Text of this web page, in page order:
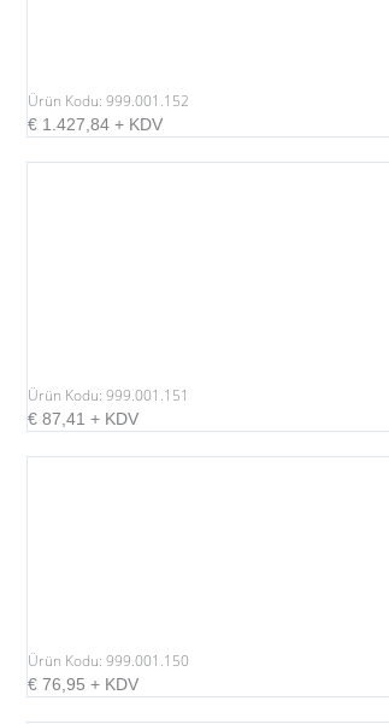
Ürün Kodu: 999.001.152
€ 1.427,84 + KDV
Ürün Kodu: 999.001.151
€ 87,41 + KDV
Ürün Kodu: 999.001.150
€ 76,95 + KDV